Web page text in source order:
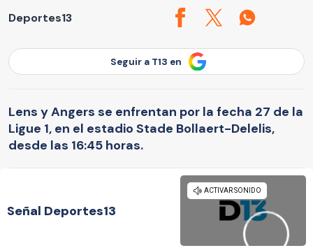
Deportes13
Seguir a T13 en
Lens y Angers se enfrentan por la fecha 27 de la
Ligue 1, en el estadio Stade Bollaert-Delelis,
desde las 16:45 horas.
Señal Deportes13